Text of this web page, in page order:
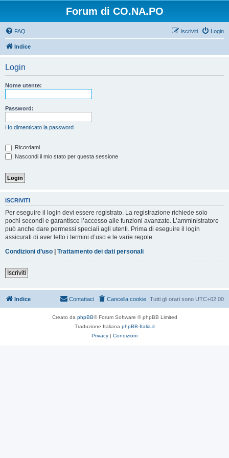
Forum di CO.NA.PO
FAQ Login
Iscriviti
Indice
Login
Nome utente:
Password:
Ho dimenticato la password
Ricordami
Nascondi il mio stato per questa sessione
ISCRIVITI
Per eseguire il login devi essere registrato. La registrazione richiede solo
pochi secondi e garantisce l’accesso alle funzioni avanzate. L’amministratore
può anche dare permessi speciali agli utenti. Prima di eseguire il login
assicurati di aver letto i termini d’uso e le varie regole.
Condizioni d’uso | Trattamento dei dati personali
Iscriviti
Indice Tutti gli orari sono UTC+02:00
Cancella cookie
Contattaci
Creato da phpBB® Forum Software © phpBB Limited
Traduzione Italiana phpBB-Italia.it
Privacy | Condizioni